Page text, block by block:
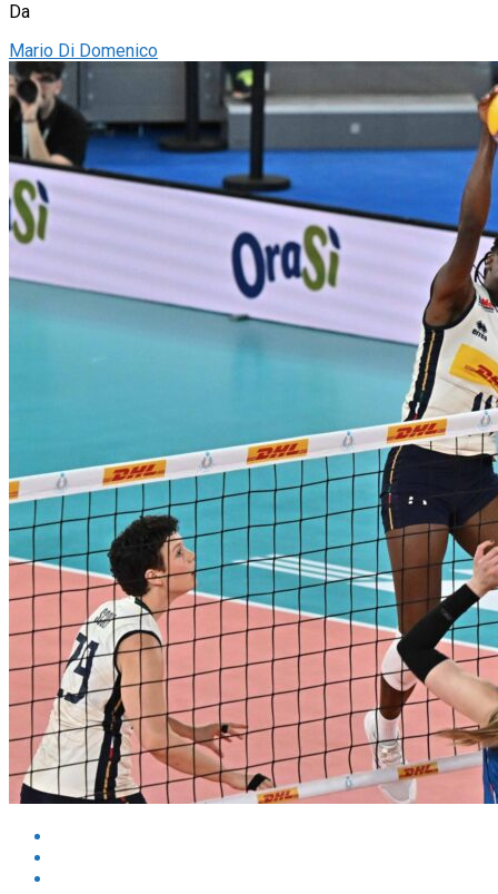
Da
Mario Di Domenico